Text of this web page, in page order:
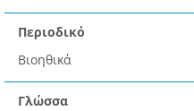
Περιοδικό
Βιοηθικά
Γλώσσα